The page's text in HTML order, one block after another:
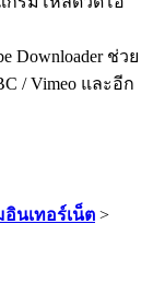
Downloader ช่วย
/ Vimeo และอีก
นเทอร์เน็ต >